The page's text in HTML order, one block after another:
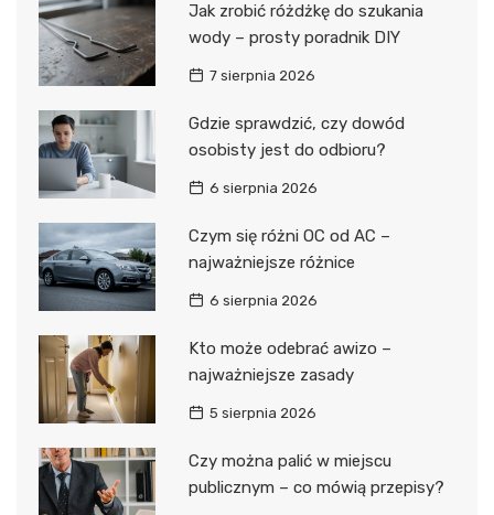
Jak zrobić różdżkę do szukania
wody – prosty poradnik DIY
7 sierpnia 2026
Gdzie sprawdzić, czy dowód
osobisty jest do odbioru?
6 sierpnia 2026
Czym się różni OC od AC –
najważniejsze różnice
6 sierpnia 2026
Kto może odebrać awizo –
najważniejsze zasady
5 sierpnia 2026
Czy można palić w miejscu
publicznym – co mówią przepisy?